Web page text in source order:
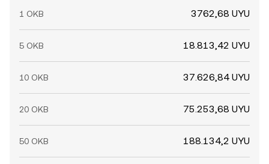
1 OKB 3762,68 UYU
5 OKB 18.813,42 UYU
10 OKB 37.626,84 UYU
20 OKB 75.253,68 UYU
50 OKB 188.134,2 UYU